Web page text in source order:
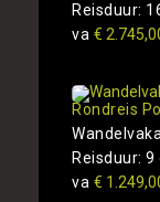
Reisduur:
va €
Rondreis
Reisduur: 9
va €